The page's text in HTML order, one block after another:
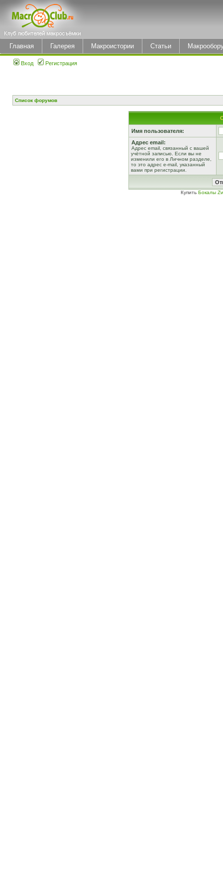
Главная Галерея Макроистории Статьи
Вход Регистрация
Список форумов
Имя пользователя:
Адрес email:
Адрес email, связанный с вашей
учётной записью. Если вы не
изменили его в Личном разделе,
то это адрес e-mail, указанный
вами при регистрации.
Купить Бокалы